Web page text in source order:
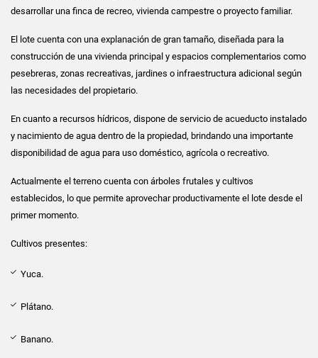
desarrollar una finca de recreo, vivienda campestre o proyecto familiar.
El lote cuenta con una explanación de gran tamaño, diseñada para la
construcción de una vivienda principal y espacios complementarios como
pesebreras, zonas recreativas, jardines o infraestructura adicional según
las necesidades del propietario.
En cuanto a recursos hídricos, dispone de servicio de acueducto instalado
y nacimiento de agua dentro de la propiedad, brindando una importante
disponibilidad de agua para uso doméstico, agrícola o recreativo.
Actualmente el terreno cuenta con árboles frutales y cultivos
establecidos, lo que permite aprovechar productivamente el lote desde el
primer momento.
Cultivos presentes:
Yuca.
Plátano.
Banano.